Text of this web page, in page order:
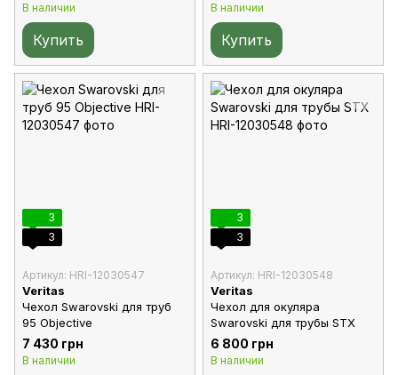
В наличии
Купить
В наличии
Купить
3
3
Артикул: HRI-12030547
Veritas
Чехол Swarovski для труб
95 Objective
7 430 грн
В наличии
3
3
Артикул: HRI-12030548
Veritas
Чехол для окуляра
Swarovski для трубы STX
6 800 грн
В наличии